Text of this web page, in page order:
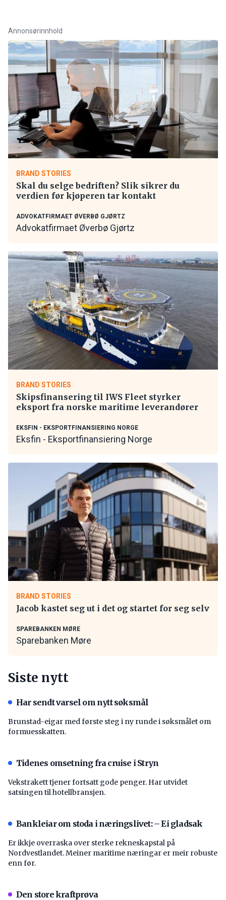
Annonsørinnhold
BRAND STORIES
Skal du selge bedriften? Slik sikrer du
verdien før kjøperen tar kontakt
ADVOKATFIRMAET ØVERBØ GJØRTZ
Advokatfirmaet Øverbø Gjørtz
BRAND STORIES
Skipsfinansering til IWS Fleet styrker
eksport fra norske maritime leverandører
EKSFIN - EKSPORTFINANSIERING NORGE
Eksfin - Eksportfinansiering Norge
BRAND STORIES
Jacob kastet seg ut i det og startet for seg selv
SPAREBANKEN MØRE
Sparebanken Møre
Siste nytt
Har sendt varsel om nytt søksmål
Brunstad-eigar med første steg i ny runde i søksmålet om
formuesskatten.
Tidenes omsetning fra cruise i Stryn
Vekstrakett tjener fortsatt gode penger. Har utvidet
satsingen til hotellbransjen.
Bankleiar om stoda i næringslivet: – Ei gladsak
Er ikkje overraska over sterke rekneskapstal på
Nordvestlandet. Meiner maritime næringar er meir robuste
enn før.
Den store kraftprøva